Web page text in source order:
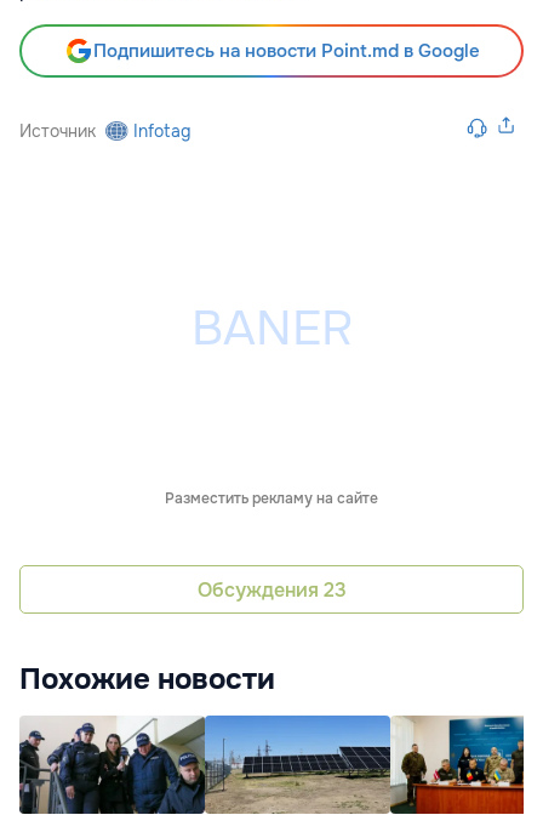
Подпишитесь на новости Point.md в Google
Источник Infotag
Разместить рекламу на сайте
Обсуждения 23
Похожие новости